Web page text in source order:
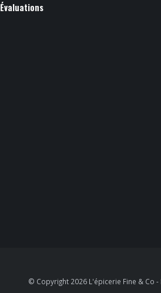
Évaluations
© Copyright 2026 L'épicerie Fine & Co